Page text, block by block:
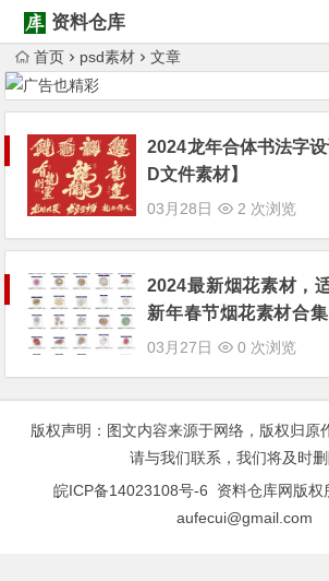
资料仓库
首页 psd素材
文章
Warning: Trying to access array offset on
Warning: Trying to access array offset on
2024龙年合体书法字
D文件素材】
03月28日 2 次浏览
2024最新烟花素材，
新年春节烟花素材合
png+jpg】
03月27日 0 次浏览
版权声明：图文内容来源于网络，版权归原
请与我们联系，我们将及时删
皖ICP备14023108号-6 资料仓库网版权
aufecui@gmail.com